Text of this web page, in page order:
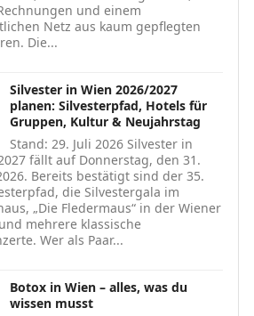
und einem
Netz aus kaum gepflegten
Die...
Silvester in Wien 2026/2027
planen: Silvesterpfad, Hotels für
Gruppen, Kultur & Neujahrstag
Stand: 29. Juli 2026 Silvester in
fällt auf Donnerstag, den 31.
Bereits bestätigt sind der 35.
die Silvestergala im
„Die Fledermaus“ in der Wiener
mehrere klassische
Wer als Paar...
Botox in Wien – alles, was du
wissen musst